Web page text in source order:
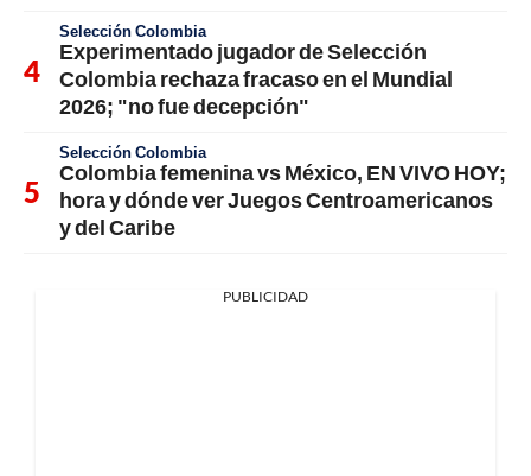
Selección Colombia
Experimentado jugador de Selección
Colombia rechaza fracaso en el Mundial
2026; "no fue decepción"
Selección Colombia
Colombia femenina vs México, EN VIVO HOY;
hora y dónde ver Juegos Centroamericanos
y del Caribe
PUBLICIDAD